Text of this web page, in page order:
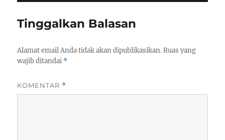
Tinggalkan Balasan
Alamat email Anda tidak akan dipublikasikan. Ruas yang
wajib ditandai *
KOMENTAR *